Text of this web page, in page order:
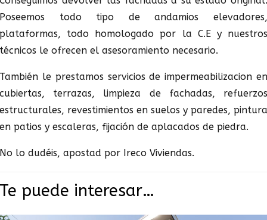
Poseemos todo tipo de andamios elevadores,
plataformas, todo homologado por la C.E y nuestros
técnicos le ofrecen el asesoramiento necesario.
También le prestamos servicios de impermeabilizacion en
cubiertas, terrazas, limpieza de fachadas, refuerzos
estructurales, revestimientos en suelos y paredes, pintura
en patios y escaleras, fijación de aplacados de piedra.
No lo dudéis, apostad por Ireco Viviendas.
Te puede interesar…